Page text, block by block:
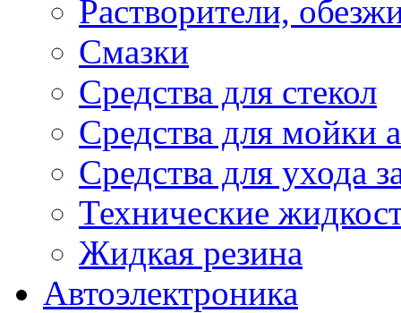
Растворители,
Смазки
Средства для стекол
Средства для мойки
Средства для ухода
Технические
Жидкая резина
Автоэлектроника